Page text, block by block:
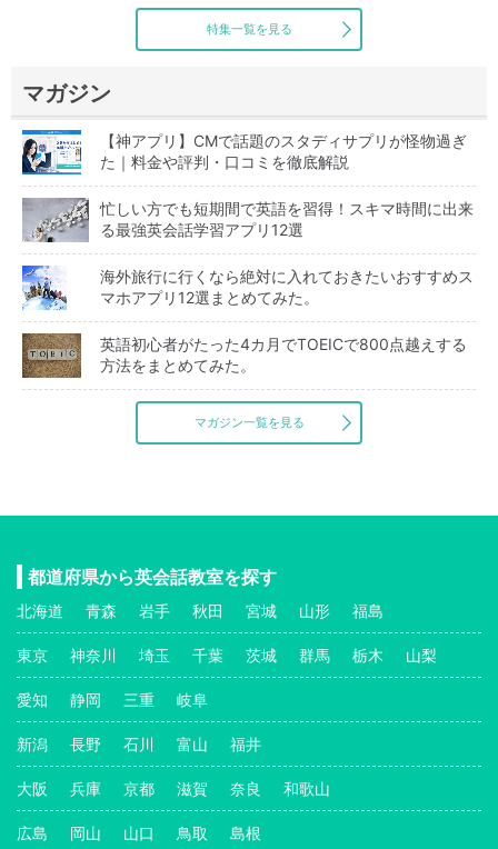
特集一覧を見る
マガジン
【神アプリ】CMで話題のスタディサプリが怪物過ぎ
た｜料金や評判・口コミを徹底解説
忙しい方でも短期間で英語を習得！スキマ時間に出来
る最強英会話学習アプリ12選
海外旅行に行くなら絶対に入れておきたいおすすめス
マホアプリ12選まとめてみた。
英語初心者がたった4カ月でTOEICで800点越えする
方法をまとめてみた。
マガジン一覧を見る
都道府県から英会話教室を探す
北海道 青森 岩手 秋田 宮城 山形 福島
東京 神奈川 埼玉 千葉 茨城 群馬 栃木 山梨
愛知 静岡 三重 岐阜
新潟 長野 石川 富山 福井
大阪 兵庫 京都 滋賀 奈良 和歌山
広島 岡山 山口 鳥取 島根